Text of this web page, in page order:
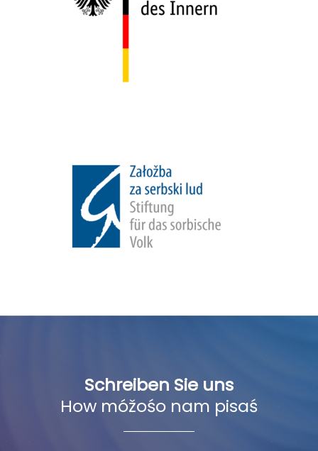
Schreiben Sie uns
How móžośo nam pisaś